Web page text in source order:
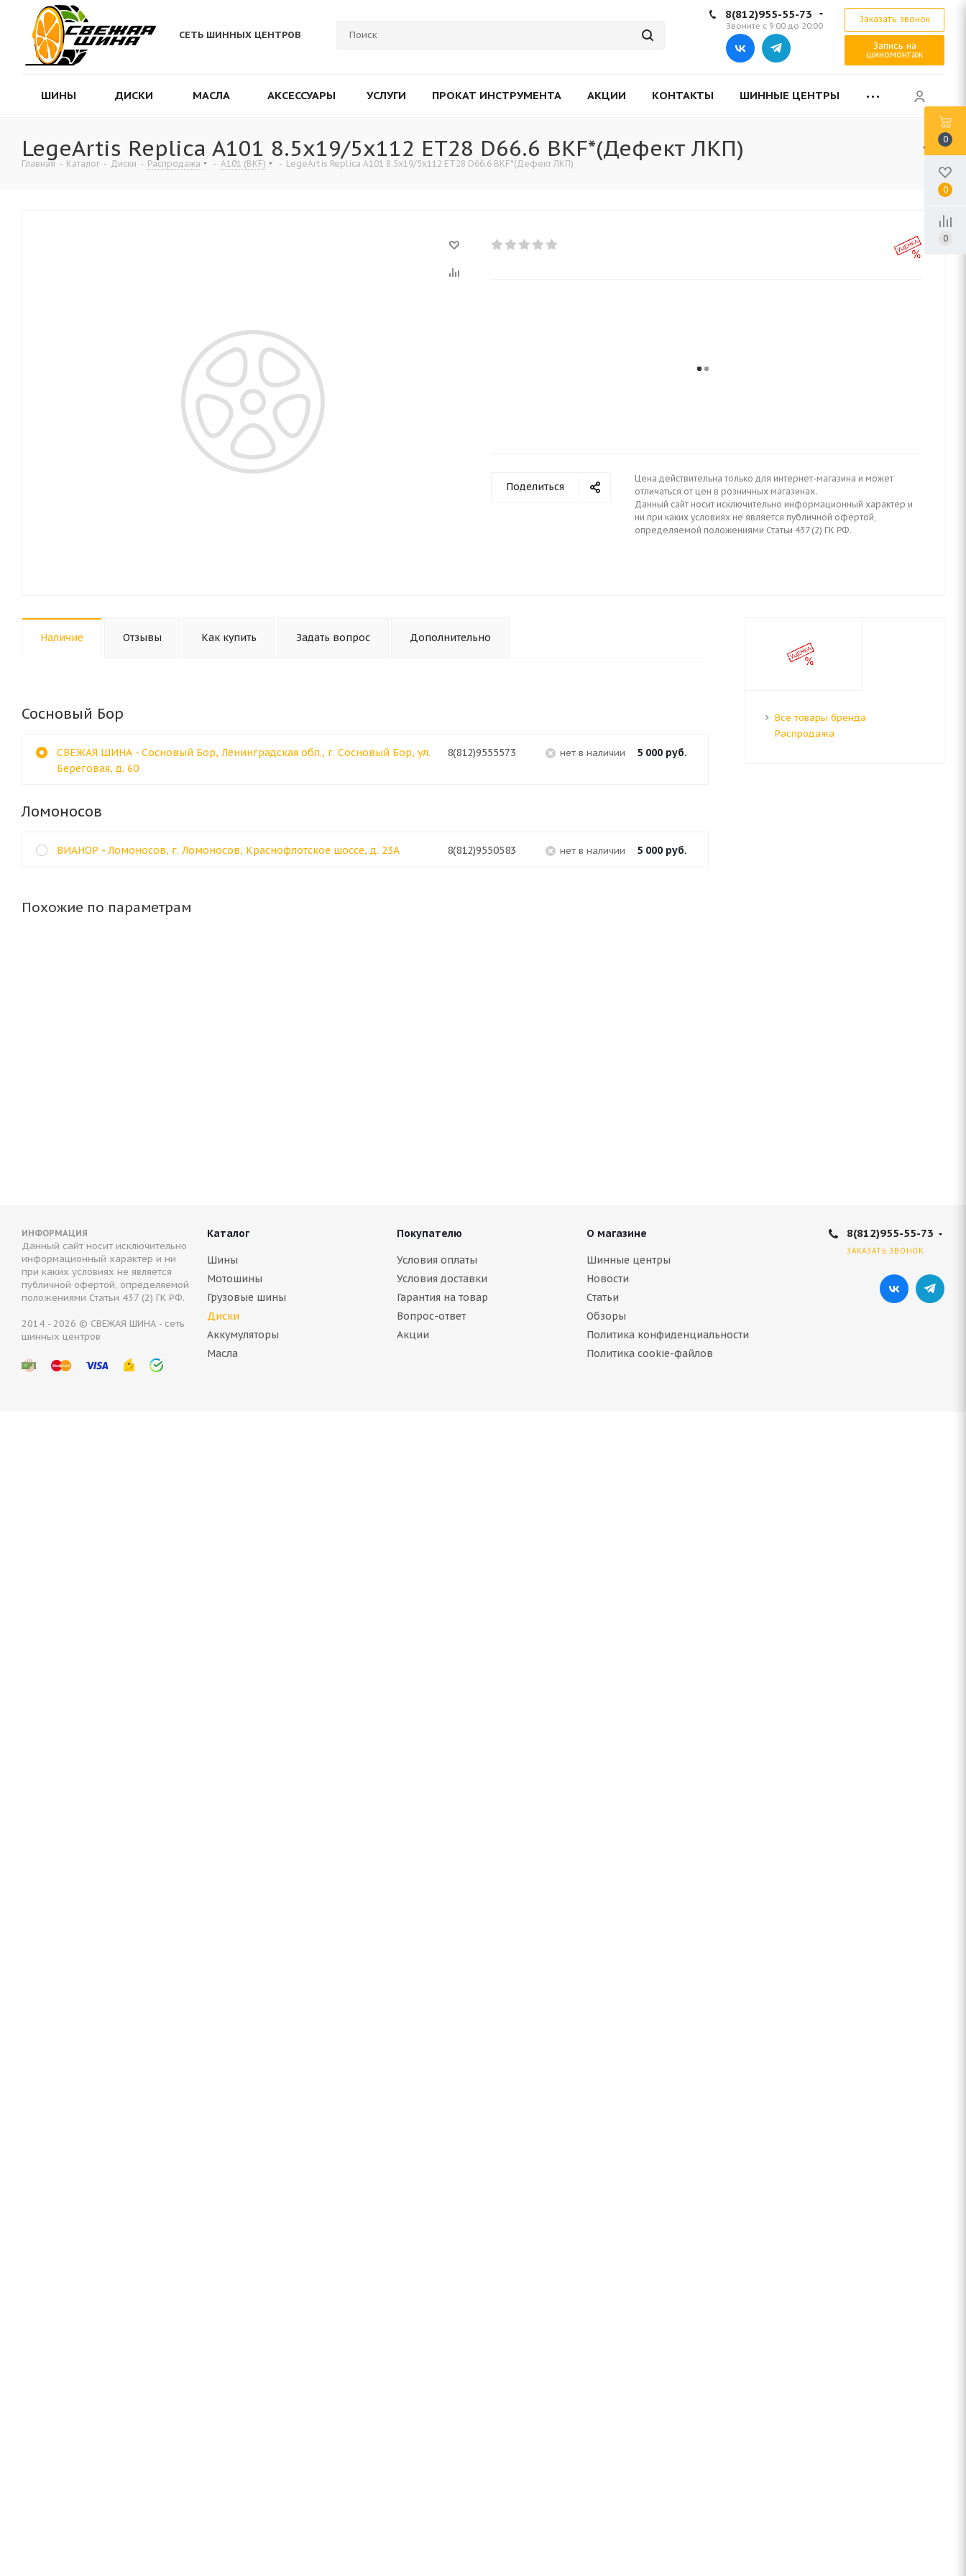
СЕТЬ ШИННЫХ ЦЕНТРОВ
8(812)955-55-73
Звоните с 9:00 до 20:00
Заказать звонок
Запись на
шиномонтаж
ШИНЫ ДИСКИ МАСЛА АКСЕССУАРЫ УСЛУГИ ПРОКАТ ИНСТРУМЕНТА АКЦИИ КОНТАКТЫ ШИННЫЕ ЦЕНТРЫ
LegeArtis Replica A101 8.5x19/5x112 ET28 D66.6 BKF*(Дефект ЛКП)
Главная - Каталог - Диски - Распродажа - A101 (BKF) - LegeArtis Replica A101 8.5x19/5x112 ET28 D66.6 BKF*(Дефект ЛКП)
Поделиться
Цена действительна только для интернет-магазина и может
отличаться от цен в розничных магазинах.
Данный сайт носит исключительно информационный характер и
ни при каких условиях не является публичной офертой,
определяемой положениями Статьи 437 (2) ГК РФ.
Наличие Отзывы Как купить Задать вопрос Дополнительно
Сосновый Бор
8(812)9555573 Нет в наличии 5 000руб.
СВЕЖАЯ ШИНА - Сосновый Бор, Ленинградская обл., г. Сосновый Бор, ул.
Береговая, д. 60
Ломоносов
8(812)9550583 Нет в наличии 5 000руб.
ВИАНОР - Ломоносов, г. Ломоносов, Краснофлотское шоссе, д. 23А
Похожие по параметрам
(Д) NZ SH599 5.5x14/4x98 ET35 D58.6 MB*(Механические повреждения)
Все товары бренда
Распродажа
ИНФОРМАЦИЯ
Данный сайт носит исключительно
информационный характер и ни
при каких условиях не является
публичной офертой, определяемой
положениями Статьи 437 (2) ГК РФ.
2014 - 2026 © СВЕЖАЯ ШИНА - сеть
шинных центров
Каталог
Шины
Мотошины
Грузовые шины
Диски
Аккумуляторы
Масла
Покупателю
Условия оплаты
Условия доставки
Гарантия на товар
Вопрос-ответ
Акции
О магазине
Шинные центры
Новости
Статьи
Обзоры
Политика конфиденциальности
Политика cookie-файлов
8(812)955-55-73
ЗАКАЗАТЬ ЗВОНОК
0
0
0